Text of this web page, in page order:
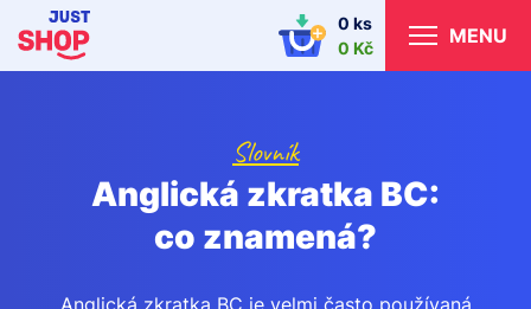
0 ks
0 Kč
MENU
Slovník
Anglická zkratka BC:
co znamená?
Anglická zkratka BC je velmi často používaná